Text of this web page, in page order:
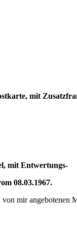
mit
Entwertungs-
mir angebotenen